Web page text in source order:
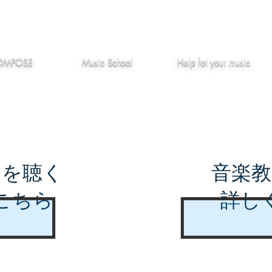
Music School Helpfot your music
聴く
ちら
音楽
詳し